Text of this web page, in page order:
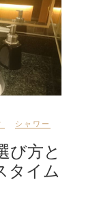
シャワー
び方と
タイム